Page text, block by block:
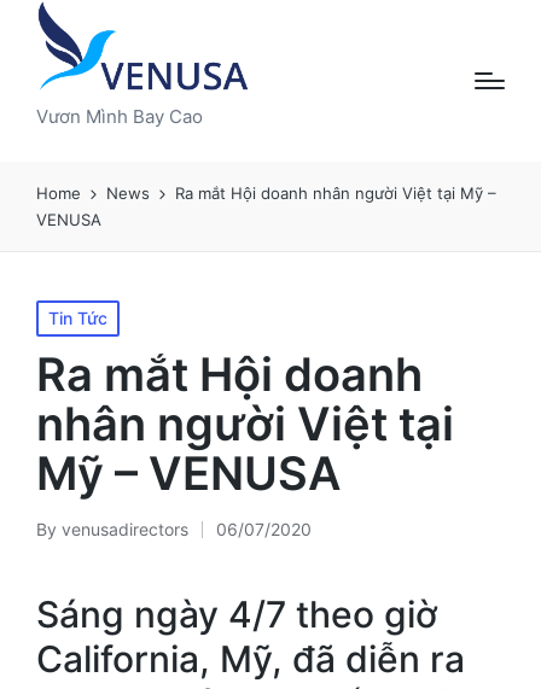
Vươn Mình Bay Cao
Home News
Ra mắt Hội doanh nhân người Việt tại Mỹ –
VENUSA
Tin Tức
Ra mắt Hội doanh
nhân người Việt tại
Mỹ – VENUSA
By venusadirectors 06/07/2020
Sáng ngày 4/7 theo giờ
California, Mỹ, đã diễn ra